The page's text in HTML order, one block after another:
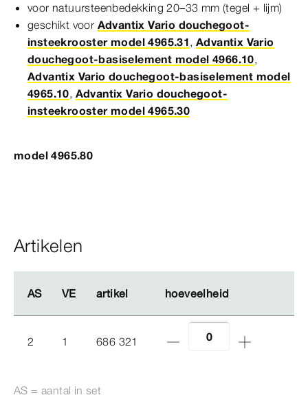
voor natuursteenbedekking 20–33 mm (tegel + lijm)
geschikt voor Advantix Vario douchegoot-
insteekrooster model 4965.31,Advantix Vario
douchegoot-basiselement model 4966.10,
Advantix Vario douchegoot-basiselement model
4965.10, Advantix Vario douchegoot-
insteekrooster model 4965.30
model 4965.80
Artikelen
AS VE artikel hoeveelheid
AS VE artikel hoeveelheid
2 1 686 321
AS = aantal in set